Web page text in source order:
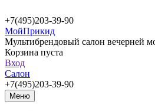
+7(495)203-39-90
МойПрикид
Мультибрендовый салон вечерней
Корзина пуста
Вход
Салон
+7(495)203-39-90
Меню